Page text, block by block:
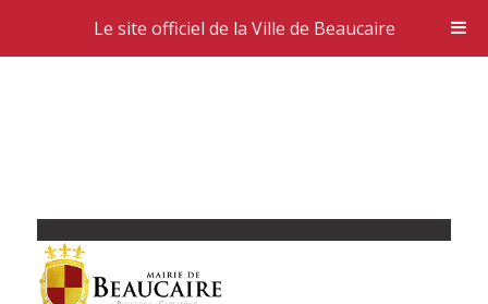
Le site officiel de la Ville de Beaucaire